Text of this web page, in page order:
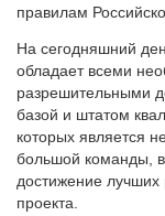
правилам
На сегодняшний
обладает всеми
разрешительными
базой и штатом
которых является
большой команды,
достижение лучших
проекта.